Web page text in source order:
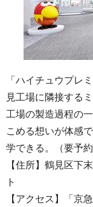
「ハイチュウプレ
見工場に隣接する
工場の製造過程の
こめる想いが体感
学できる。（要予約
【住所】鶴見区
ト
【アクセス】「京